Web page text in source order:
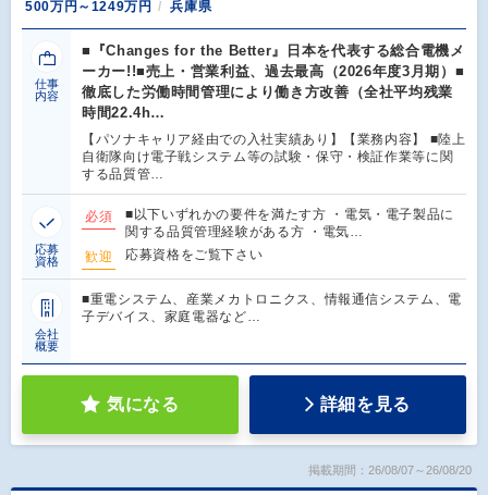
500万円～1249万円
兵庫県
仕事
内容
■『Changes for the Better』日本を代表する総合電機メ
ーカー!!■売上・営業利益、過去最高（2026年度3月期）■
徹底した労働時間管理により働き方改善（全社平均残業
時間22.4h…
【パソナキャリア経由での入社実績あり】【業務内容】 ■陸上
自衛隊向け電子戦システム等の試験・保守・検証作業等に関
する品質管…
応募
資格
必須
■以下いずれかの要件を満たす方 ・電気・電子製品に
関する品質管理経験がある方 ・電気…
歓迎
応募資格をご覧下さい
会社
概要
■重電システム、産業メカトロニクス、情報通信システム、電
子デバイス、家庭電器など…
気になる 詳細を見る
掲載期間：26/08/07～26/08/20